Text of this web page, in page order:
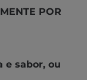
POR
e sabor, ou